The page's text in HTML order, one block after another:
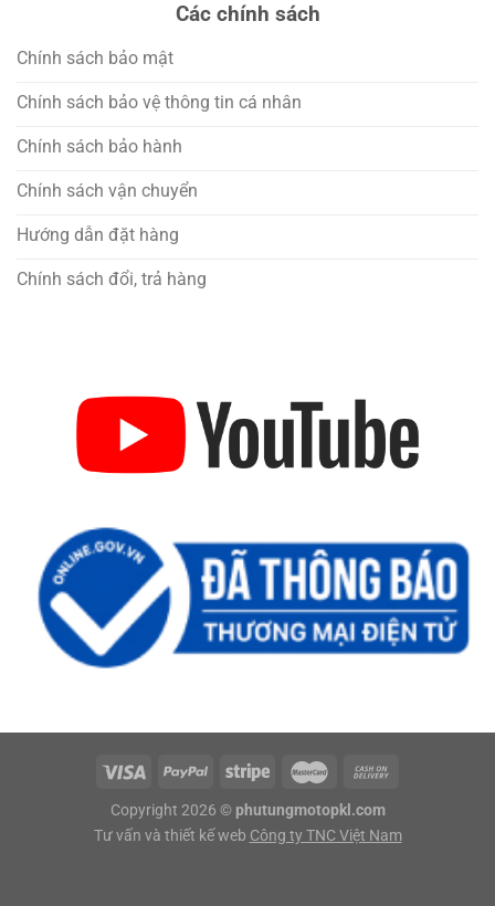
Các chính sách
Chính sách bảo mật
Chính sách bảo vệ thông tin cá nhân
Chính sách bảo hành
Chính sách vận chuyển
Hướng dẫn đặt hàng
Chính sách đổi, trả hàng
Copyright 2026 © phutungmotopkl.com
Tư vấn và thiết kế web Công ty TNC Việt Nam